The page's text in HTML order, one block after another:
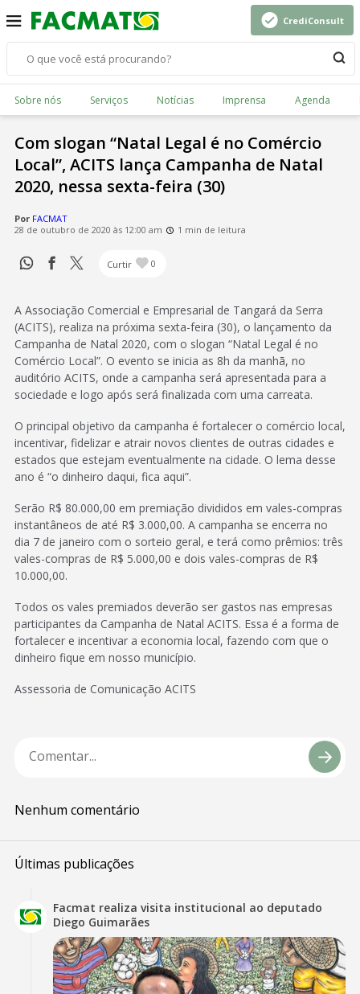
CrediConsult
Sobre nós Serviços Notícias Imprensa Agenda
Com slogan “Natal Legal é no Comércio
Local”, ACITS lança Campanha de Natal
2020, nessa sexta-feira (30)
Por FACMAT
28 de outubro de 2020 às 12:00 am
1 min de leitura
Curtir 0
A Associação Comercial e Empresarial de Tangará da Serra
(ACITS), realiza na próxima sexta-feira (30), o lançamento da
Campanha de Natal 2020, com o slogan “Natal Legal é no
Comércio Local”. O evento se inicia as 8h da manhã, no
auditório ACITS, onde a campanha será apresentada para a
sociedade e logo após será finalizada com uma carreata.
O principal objetivo da campanha é fortalecer o comércio local,
incentivar, fidelizar e atrair novos clientes de outras cidades e
estados que estejam eventualmente na cidade. O lema desse
ano é “o dinheiro daqui, fica aqui”.
Serão R$ 80.000,00 em premiação divididos em vales-compras
instantâneos de até R$ 3.000,00. A campanha se encerra no
dia 7 de janeiro com o sorteio geral, e terá como prêmios: três
vales-compras de R$ 5.000,00 e dois vales-compras de R$
10.000,00.
Todos os vales premiados deverão ser gastos nas empresas
participantes da Campanha de Natal ACITS. Essa é a forma de
fortalecer e incentivar a economia local, fazendo com que o
dinheiro fique em nosso município.
Assessoria de Comunicação ACITS
Nenhum comentário
Últimas publicações
Facmat realiza visita institucional ao deputado
Diego Guimarães